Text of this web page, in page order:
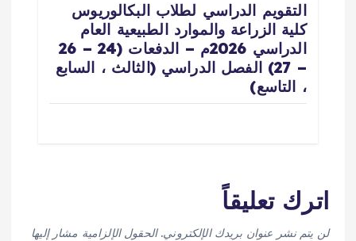
التقويم الدراسي لطلاب البكالوريوس
كلية الزراعة والموارد الطبيعية العام
الدراسي 2026م – الدفعات (24 – 26
– 27) الفصل الدراسي (الثالث ، السابع
، التاسع)
اترك تعليقاً
لن يتم نشر عنوان بريدك الإلكتروني. الحقول الإلزامية مشار إليها